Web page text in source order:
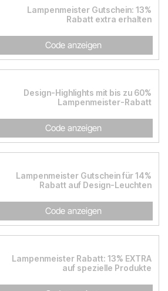
Lampenmeister Gutschein: 13%
Rabatt extra erhalten
Code anzeigen
Design-Highlights mit bis zu 60%
Lampenmeister-Rabatt
Code anzeigen
Lampenmeister Gutschein für 14%
Rabatt auf Design-Leuchten
Code anzeigen
Lampenmeister Rabatt: 13% EXTRA
auf spezielle Produkte